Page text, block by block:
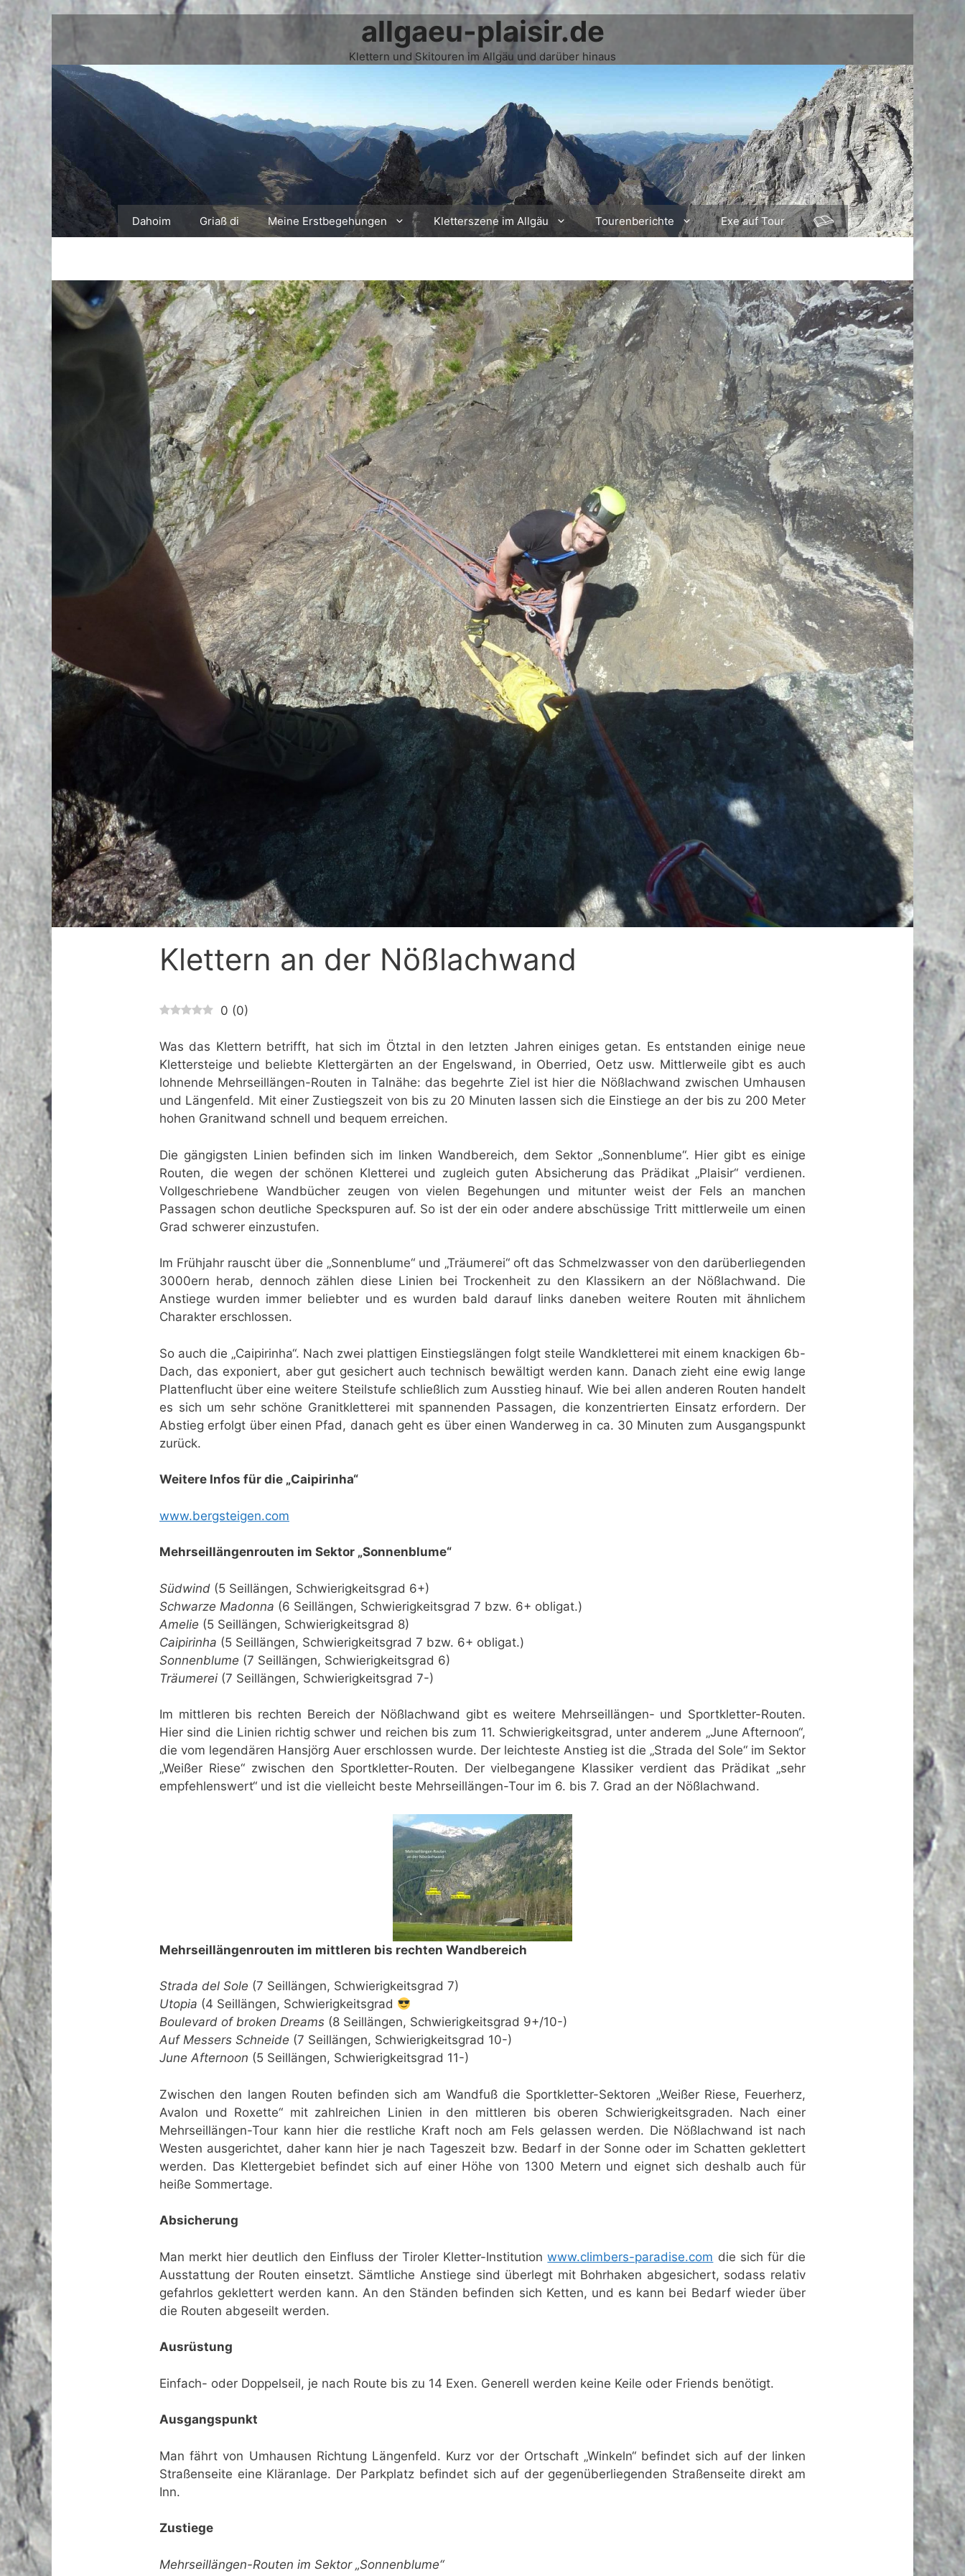
Zum
Inhalt
springen
allgaeu-plaisir.de
Klettern und Skitouren im Allgäu und darüber hinaus
Dahoim Griaß di Meine Erstbegehungen Kletterszene im Allgäu Tourenberichte Exe auf Tour
Klettern an der Nößlachwand
0 (0)
Was das Klettern betrifft, hat sich im Ötztal in den letzten Jahren einiges getan. Es entstanden einige neue
Klettersteige und beliebte Klettergärten an der Engelswand, in Oberried, Oetz usw. Mittlerweile gibt es auch
lohnende Mehrseillängen-Routen in Talnähe: das begehrte Ziel ist hier die Nößlachwand zwischen Umhausen
und Längenfeld. Mit einer Zustiegszeit von bis zu 20 Minuten lassen sich die Einstiege an der bis zu 200 Meter
hohen Granitwand schnell und bequem erreichen.
Die gängigsten Linien befinden sich im linken Wandbereich, dem Sektor „Sonnenblume“. Hier gibt es einige
Routen, die wegen der schönen Kletterei und zugleich guten Absicherung das Prädikat „Plaisir“ verdienen.
Vollgeschriebene Wandbücher zeugen von vielen Begehungen und mitunter weist der Fels an manchen
Passagen schon deutliche Speckspuren auf. So ist der ein oder andere abschüssige Tritt mittlerweile um einen
Grad schwerer einzustufen.
Im Frühjahr rauscht über die „Sonnenblume“ und „Träumerei“ oft das Schmelzwasser von den darüberliegenden
3000ern herab, dennoch zählen diese Linien bei Trockenheit zu den Klassikern an der Nößlachwand. Die
Anstiege wurden immer beliebter und es wurden bald darauf links daneben weitere Routen mit ähnlichem
Charakter erschlossen.
So auch die „Caipirinha“. Nach zwei plattigen Einstiegslängen folgt steile Wandkletterei mit einem knackigen 6b-
Dach, das exponiert, aber gut gesichert auch technisch bewältigt werden kann. Danach zieht eine ewig lange
Plattenflucht über eine weitere Steilstufe schließlich zum Ausstieg hinauf. Wie bei allen anderen Routen handelt
es sich um sehr schöne Granitkletterei mit spannenden Passagen, die konzentrierten Einsatz erfordern. Der
Abstieg erfolgt über einen Pfad, danach geht es über einen Wanderweg in ca. 30 Minuten zum Ausgangspunkt
zurück.
Weitere Infos für die „Caipirinha“
www.bergsteigen.com
Mehrseillängenrouten im Sektor „Sonnenblume“
Südwind (5 Seillängen, Schwierigkeitsgrad 6+)
Schwarze Madonna (6 Seillängen, Schwierigkeitsgrad 7 bzw. 6+ obligat.)
Amelie (5 Seillängen, Schwierigkeitsgrad 8)
Caipirinha (5 Seillängen, Schwierigkeitsgrad 7 bzw. 6+ obligat.)
Sonnenblume (7 Seillängen, Schwierigkeitsgrad 6)
Träumerei (7 Seillängen, Schwierigkeitsgrad 7-)
Im mittleren bis rechten Bereich der Nößlachwand gibt es weitere Mehrseillängen- und Sportkletter-Routen.
Hier sind die Linien richtig schwer und reichen bis zum 11. Schwierigkeitsgrad, unter anderem „June Afternoon“,
die vom legendären Hansjörg Auer erschlossen wurde. Der leichteste Anstieg ist die „Strada del Sole“ im Sektor
„Weißer Riese“ zwischen den Sportkletter-Routen. Der vielbegangene Klassiker verdient das Prädikat „sehr
empfehlenswert“ und ist die vielleicht beste Mehrseillängen-Tour im 6. bis 7. Grad an der Nößlachwand.
Mehrseillängenrouten im mittleren bis rechten Wandbereich
Strada del Sole (7 Seillängen, Schwierigkeitsgrad 7)
Utopia (4 Seillängen, Schwierigkeitsgrad
Boulevard of broken Dreams (8 Seillängen, Schwierigkeitsgrad 9+/10-)
Auf Messers Schneide (7 Seillängen, Schwierigkeitsgrad 10-)
June Afternoon (5 Seillängen, Schwierigkeitsgrad 11-)
Zwischen den langen Routen befinden sich am Wandfuß die Sportkletter-Sektoren „Weißer Riese, Feuerherz,
Avalon und Roxette“ mit zahlreichen Linien in den mittleren bis oberen Schwierigkeitsgraden. Nach einer
Mehrseillängen-Tour kann hier die restliche Kraft noch am Fels gelassen werden. Die Nößlachwand ist nach
Westen ausgerichtet, daher kann hier je nach Tageszeit bzw. Bedarf in der Sonne oder im Schatten geklettert
werden. Das Klettergebiet befindet sich auf einer Höhe von 1300 Metern und eignet sich deshalb auch für
heiße Sommertage.
Absicherung
Man merkt hier deutlich den Einfluss der Tiroler Kletter-Institutionwww.climbers-paradise.com die sich für die
Ausstattung der Routen einsetzt. Sämtliche Anstiege sind überlegt mit Bohrhaken abgesichert, sodass relativ
gefahrlos geklettert werden kann. An den Ständen befinden sich Ketten, und es kann bei Bedarf wieder über
die Routen abgeseilt werden.
Ausrüstung
Einfach- oder Doppelseil, je nach Route bis zu 14 Exen. Generell werden keine Keile oder Friends benötigt.
Ausgangspunkt
Man fährt von Umhausen Richtung Längenfeld. Kurz vor der Ortschaft „Winkeln“ befindet sich auf der linken
Straßenseite eine Kläranlage. Der Parkplatz befindet sich auf der gegenüberliegenden Straßenseite direkt am
Inn.
Zustiege
Mehrseillängen-Routen im Sektor „Sonnenblume“